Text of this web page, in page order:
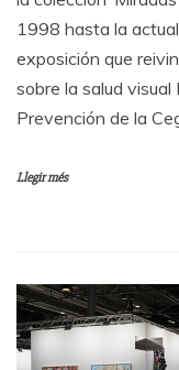
1998 hasta la
exposición que
sobre la salud visual
Prevención de la
Llegir més